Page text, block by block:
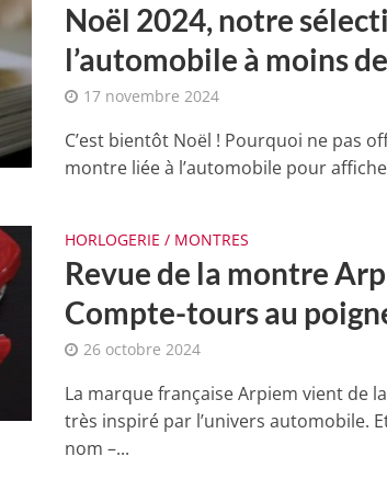
Noël 2024, notre
l’automobile à moins
17 novembre 2024
C’est bientôt Noël ! Pourquoi ne pas
montre liée à l’automobile pour
HORLOGERIE / MONTRES
Revue de la montre
Compte-tours au
26 octobre 2024
La marque française Arpiem vient de
très inspiré par l’univers automobile.
nom –...